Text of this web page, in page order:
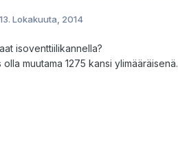
13. Lokakuuta, 2014
isoventtiilikannella?
olla muutama 1275 kansi ylimääräisenä.